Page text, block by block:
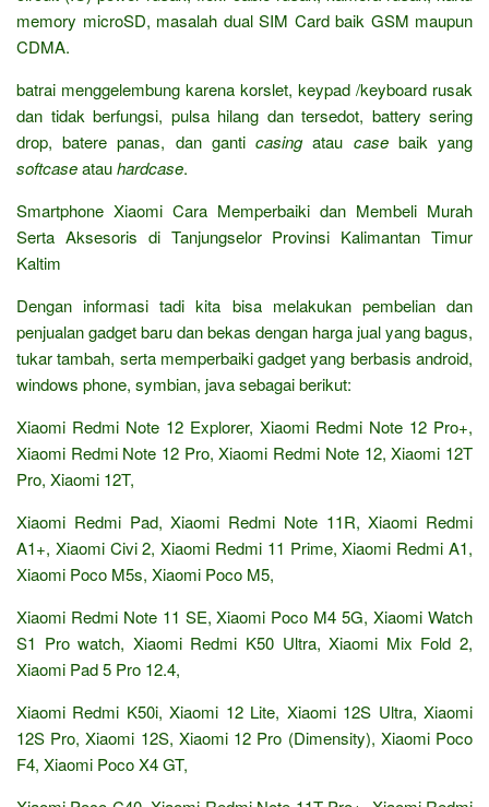
memory microSD, masalah dual SIM Card baik GSM maupun
CDMA.
batrai menggelembung karena korslet, keypad /keyboard rusak
dan tidak berfungsi, pulsa hilang dan tersedot, battery sering
drop, batere panas, dan ganticasingatau casebaik yang
softcaseatauhardcase.
Smartphone Xiaomi Cara Memperbaiki dan Membeli Murah
Serta Aksesoris di Tanjungselor Provinsi Kalimantan Timur
Kaltim
Dengan informasi tadi kita bisa melakukan pembelian dan
penjualan gadget baru dan bekas dengan harga jual yang bagus,
tukar tambah, serta memperbaiki gadget yang berbasis android,
windows phone, symbian, java sebagai berikut:
Xiaomi Redmi Note 12 Explorer, Xiaomi Redmi Note 12 Pro+,
Xiaomi Redmi Note 12 Pro, Xiaomi Redmi Note 12, Xiaomi 12T
Pro, Xiaomi 12T,
Xiaomi Redmi Pad, Xiaomi Redmi Note 11R, Xiaomi Redmi
A1+, Xiaomi Civi 2, Xiaomi Redmi 11 Prime, Xiaomi Redmi A1,
Xiaomi Poco M5s, Xiaomi Poco M5,
Xiaomi Redmi Note 11 SE, Xiaomi Poco M4 5G, Xiaomi Watch
S1 Pro watch, Xiaomi Redmi K50 Ultra, Xiaomi Mix Fold 2,
Xiaomi Pad 5 Pro 12.4,
Xiaomi Redmi K50i, Xiaomi 12 Lite, Xiaomi 12S Ultra, Xiaomi
12S Pro, Xiaomi 12S, Xiaomi 12 Pro (Dimensity), Xiaomi Poco
F4, Xiaomi Poco X4 GT,